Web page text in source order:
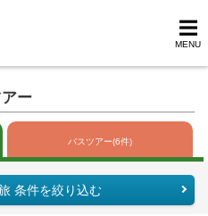
MENU
ー
バスツアー(6件)
条件を絞り込む